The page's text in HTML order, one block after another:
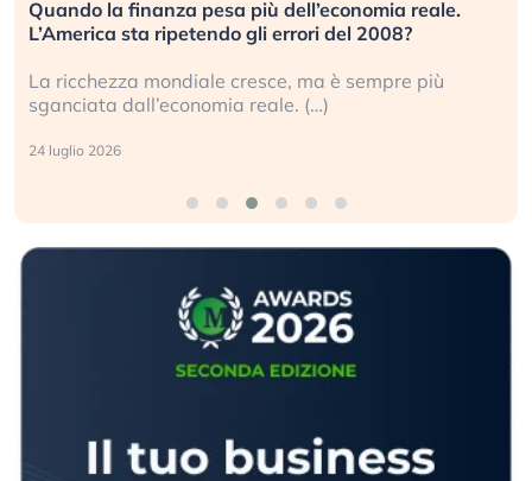
Quando la finanza pesa più dell’economia reale.
L’America sta ripetendo gli errori del 2008?
La ricchezza mondiale cresce, ma è sempre più
sganciata dall’economia reale. (…)
24 luglio 2026